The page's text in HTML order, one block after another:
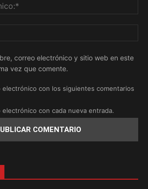
correo electrónico y sitio web en este
vez que comente.
electrónico con los siguientes comentarios
electrónico con cada nueva entrada.